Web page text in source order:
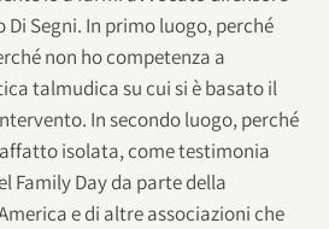
Di Segni. In primo luogo, perché
non ho competenza a
talmudica su cui si è basato il
In secondo luogo, perché
isolata, come testimonia
Family Day da parte della
e di altre associazioni che